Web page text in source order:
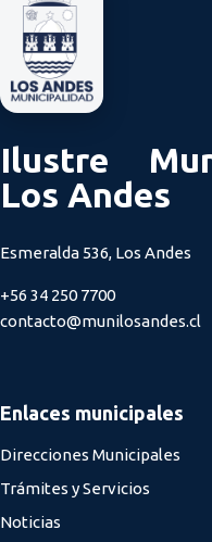
Ilustre
Los Andes
Esmeralda 536, Los Andes
+56 34 250 7700
contacto@munilosandes.cl
Enlaces municipales
Direcciones Municipales
Trámites y Servicios
Noticias